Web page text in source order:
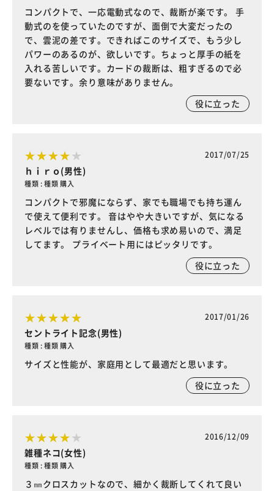
コンパクトで、一応電動式なので、裁断が楽です。 手
動式のを使っていたのですが、面倒で大変だったの
で、雲泥の差です。できればこのサイズで、もう少し
パワーのあるのが、欲しいです。ちょっと厚手の紙を
入れる苦しいです。カードの裁断は、粗すぎるので必
要ないです。余り意味がありません。
役に立った
2017/07/25
ｈｉｒｏ(男性)
種類 : 種類 購入
コンパクトで邪魔にならず、家でも職場でも持ち運ん
で使えて便利です。 音はやや大きいですが、気になる
レベルでは有りませんし、価格も求め易いので、満足
してます。 プライベート用にはピッタリです。
役に立った
2017/01/26
セントライト記念(男性)
種類 : 種類 購入
サイズと性能が、家庭用として最適だと思います。
役に立った
2016/12/09
雑種ネコ(女性)
種類 : 種類 購入
３㎜クロスカットなので、細かく裁断してくれて良い